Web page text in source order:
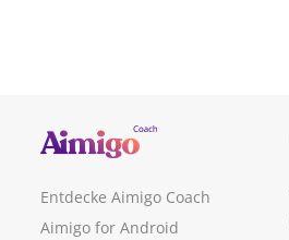
Entdecke Aimigo Coach
Aimigo for Android